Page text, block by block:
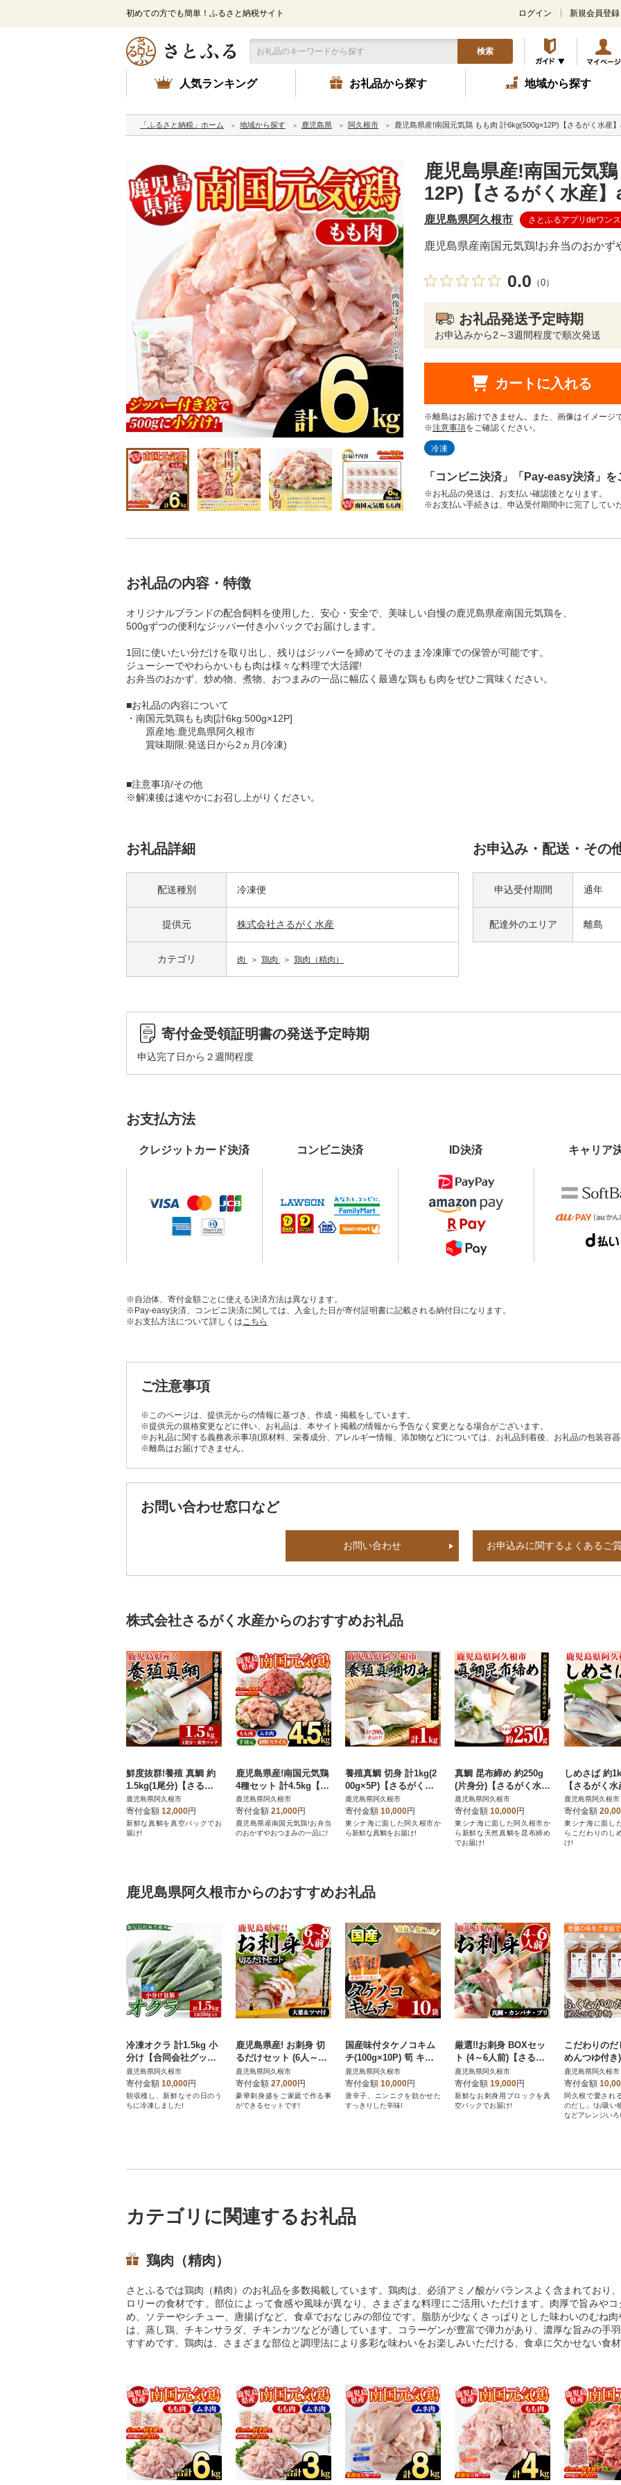
初めての方でも簡単！ふるさと納税サイト ログイン 新規会員登録
検索
人気ランキング お礼品から探す 地域から探す
「ふるさと納税」ホーム 地域から探す 鹿児島県 阿久根市 鹿児島県産!南国元気鶏 もも肉 計6kg(500g×12P)【さるがく水産
鹿児島県産!南国元気
12P)【さるがく水産
鹿児島県阿久根市 さとふるアプリdeワン
鹿児島県産南国元気鶏!お弁当のおかず
0.0 （0）
お礼品発送予定時期
お申込みから2～3週間程度で順次発送
カートに入れる
※離島はお届けできません。また、画像はイメージ
※注意事項をご確認ください。
冷凍
「コンビニ決済」「Pay-easy決済」
※お礼品の発送は、お支払い確認後となります。
※お支払い手続きは、申込受付期間中に完了してい
お礼品の内容・特徴
オリジナルブランドの配合飼料を使用した、安心・安全で、美味しい自慢の鹿児島県産南国元気鶏を、
500gずつの便利なジッパー付き小パックでお届けします。
1回に使いたい分だけを取り出し、残りはジッパーを締めてそのまま冷凍庫での保管が可能です。
ジューシーでやわらかいもも肉は様々な料理で大活躍!
お弁当のおかず、炒め物、煮物、おつまみの一品に幅広く最適な鶏もも肉をぜひご賞味ください。
■お礼品の内容について
・南国元気鶏もも肉[計6kg:500g×12P]
原産地:鹿児島県阿久根市
賞味期限:発送日から2ヵ月(冷凍)
■注意事項/その他
※解凍後は速やかにお召し上がりください。
お礼品詳細
配送種別 冷凍便
提供元 株式会社さるがく水産
カテゴリ 肉 鶏肉 鶏肉（精肉）
お申込み・配送・その
申込受付期間 通年
配達外のエリア 離島
寄付金受領証明書の発送予定時期
申込完了日から２週間程度
お支払方法
クレジットカード決済 コンビニ決済 ID決済 キャリア
※自治体、寄付金額ごとに使える決済方法は異なります。
※Pay-easy決済、コンビニ決済に関しては、入金した日が寄付証明書に記載される納付日になります。
※お支払方法について詳しくはこちら
ご注意事項
※このページは、提供元からの情報に基づき、作成・掲載をしています。
※提供元の規格変更などに伴い、お礼品は、本サイト掲載の情報から予告なく変更となる場合がございます。
※お礼品に関する義務表示事項(原材料、栄養成分、アレルギー情報、添加物など)については、お礼品到着後、お礼品の包装容
※離島はお届けできません。
お問い合わせ窓口など
お問い合わせ お申込みに関するよくあるご
株式会社さるがく水産からのおすすめお礼品
鮮度抜群!養殖 真鯛 約
1.5kg(1尾分)【さるが
く水産】akn028-08
鹿児島県阿久根市
寄付金額 12,000円
新鮮な真鯛を真空パックでお
届け!
鹿児島県産!南国元気鶏
4種セット 計4.5kg【さ
るがく水産】akn028-1
4
鹿児島県阿久根市
寄付金額 21,000円
鹿児島県産南国元気鶏!お弁当
のおかずやおつまみの一品に!
養殖真鯛 切身 計1kg(2
00g×5P)【さるがく水
産】akn028-46
鹿児島県阿久根市
寄付金額 10,000円
東シナ海に面した阿久根市か
ら新鮮な真鯛をお届け!
真鯛 昆布締め 約250g
(片身分)【さるがく水
産】akn028-48
鹿児島県阿久根市
寄付金額 10,000円
東シナ海に面した阿久根市か
ら新鮮な天然真鯛を昆布締め
でお届け!
しめさば 約
【さるがく
28-50
鹿児島県阿久根市
寄付金額
東シナ海に面し
らこだわりのし
け!
鹿児島県阿久根市からのおすすめお礼品
冷凍オクラ 計1.5kg 小
分け【合同会社グッド
フィールド】
鹿児島県阿久根市
寄付金額 10,000円
朝収穫し、新鮮なその日のう
ちに冷凍しました!
鹿児島県産! お刺身 切
るだけセット (6人～8
人前) 【さるがく水産】
akn028-17
鹿児島県阿久根市
寄付金額 27,000円
豪華刺身盛をご家庭で作る事
ができるセットです!
国産味付タケノコキム
チ(100g×10P) 筍 キム
チ メンマ【上野食品】
a-12-75-z
鹿児島県阿久根市
寄付金額 10,000円
唐辛子、ニンニクを効かせた
すっきりした辛味!
厳選!!お刺身 BOXセッ
ト (4～6人前)【さるが
く水産】akn028-16
鹿児島県阿久根市
寄付金額 19,000円
新鮮なお刺身用ブロックを真
空パックでお届け!
こだわりのだ
めんつゆ付き
品】a-12-233
鹿児島県阿久根市
寄付金額
阿久根で愛され
のだし」!お吸い
などアレンジいろ
カテゴリに関連するお礼品
鶏肉（精肉）
さとふるでは鶏肉（精肉）のお礼品を多数掲載しています。鶏肉は、必須アミノ酸がバランスよく含まれており
ロリーの食材です。部位によって食感や風味が異なり、さまざまな料理にご活用いただけます。肉厚で旨みや
め、ソテーやシチュー、唐揚げなど、食卓でおなじみの部位です。脂肪が少なくさっぱりとした味わいのむね
は、蒸し鶏、チキンサラダ、チキンカツなどが適しています。コラーゲンが豊富で弾力があり、濃厚な旨みの手
すすめです。鶏肉は、さまざまな部位と調理法により多彩な味わいをお楽しみいただける、食卓に欠かせない食